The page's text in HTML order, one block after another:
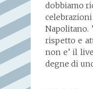
dobbiamo
Napolitano.
rispetto e
non e’ il
degne di